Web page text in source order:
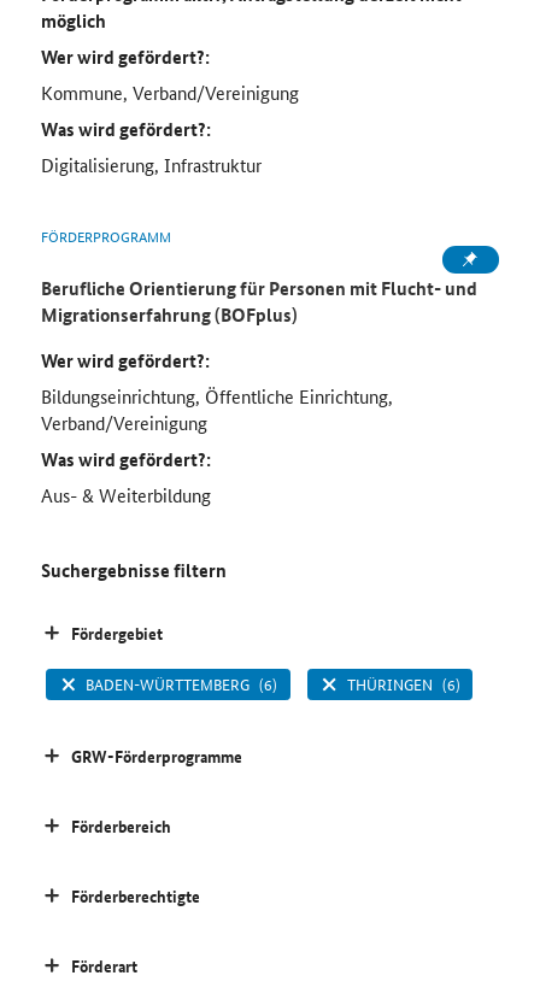
möglich
Wer wird gefördert?:
Kommune, Verband/Vereinigung
Was wird gefördert?:
Digitalisierung, Infrastruktur
FÖRDERPROGRAMM
Berufliche Orientierung für Personen mit Flucht- und
Migrationserfahrung (BOFplus)
Wer wird gefördert?:
Bildungseinrichtung, Öffentliche Einrichtung,
Verband/Vereinigung
Was wird gefördert?:
Aus- & Weiterbildung
Suchergebnisse filtern
Fördergebiet
BADEN-WÜRTTEMBERG (6) THÜRINGEN (6)
GRW-Förderprogramme
Förderbereich
Förderberechtigte
Förderart